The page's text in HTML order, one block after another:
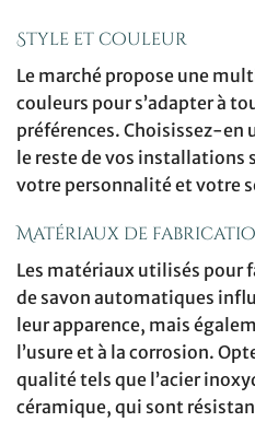
Style et couleur
Le marché propose une
couleurs pour s’adapter à
préférences. Choisissez-en
le reste de vos installations
votre personnalité et votre
Matériaux de
Les matériaux utilisés pour
de savon automatiques
leur apparence, mais
l’usure et à la corrosion.
qualité tels que l’acier
céramique, qui sont